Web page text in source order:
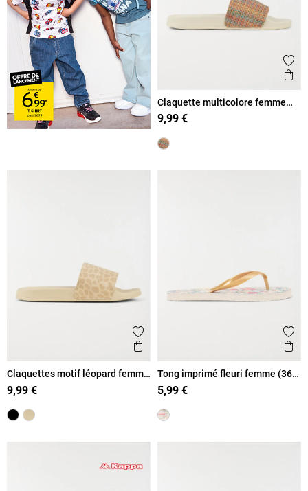
Claquette multicolore femme
(36-41)
9,99 €
Ajouter aux favoris
Aperçu rapide
Claquettes motif léopard femme
(36-42)
9,99 €
Tong imprimé fleuri femme (36-
41)
5,99 €